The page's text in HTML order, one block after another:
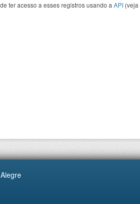
ter acesso a esses registros usando a API (veja